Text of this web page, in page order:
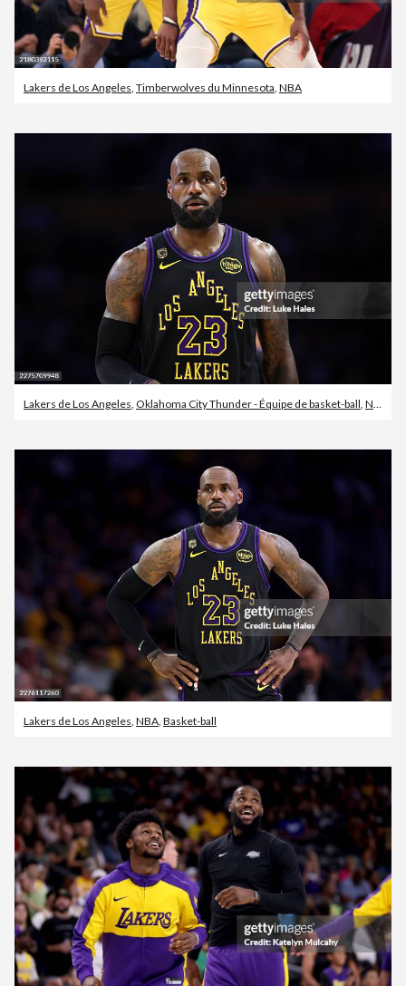
Lakers de Los Angeles, Timberwolves du Minnesota, NBA
Lakers de Los Angeles, Oklahoma City Thunder - Équipe de basket-ball, NBA
Lakers de Los Angeles NBA Basket-ball